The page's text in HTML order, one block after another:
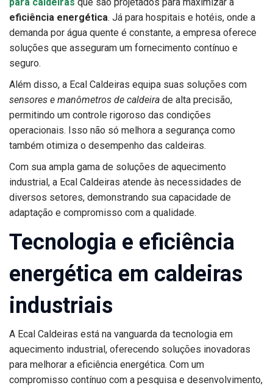
eficiência energética. Já para hospitais e hotéis, onde a
demanda por água quente é constante, a empresa oferece
soluções que asseguram um fornecimento contínuo e
seguro.
Além disso, a Ecal Caldeiras equipa suas soluções com
sensores e manômetros de caldeira de alta precisão,
permitindo um controle rigoroso das condições
operacionais. Isso não só melhora a segurança como
também otimiza o desempenho das caldeiras.
Com sua ampla gama de soluções de aquecimento
industrial, a Ecal Caldeiras atende às necessidades de
diversos setores, demonstrando sua capacidade de
adaptação e compromisso com a qualidade.
Tecnologia e eficiência
energética em caldeiras
industriais
A Ecal Caldeiras está na vanguarda da tecnologia em
aquecimento industrial, oferecendo soluções inovadoras
para melhorar a eficiência energética. Com um
compromisso contínuo com a pesquisa e desenvolvimento,